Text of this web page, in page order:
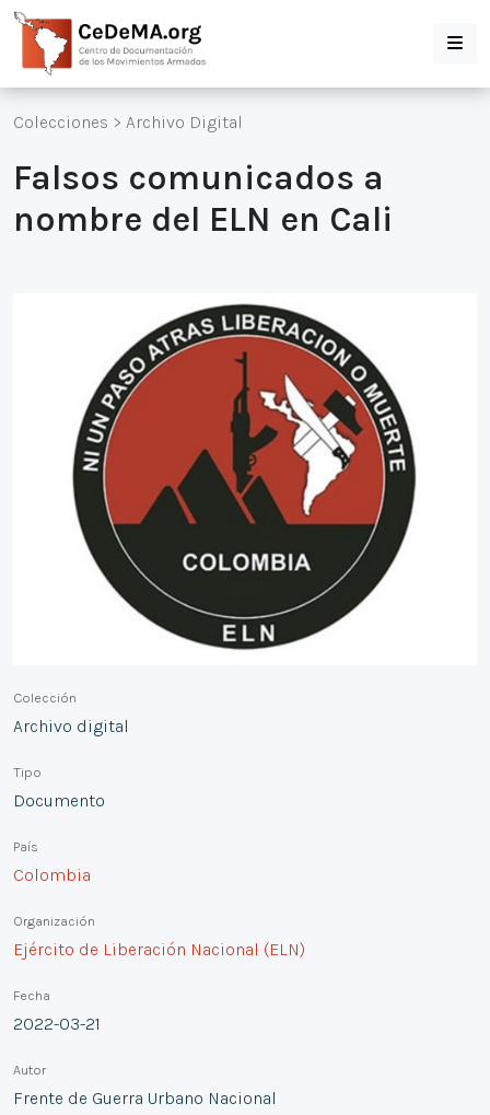
Colecciones > Archivo Digital
Falsos comunicados a
nombre del ELN en Cali
Colección
Archivo digital
Tipo
Documento
País
Colombia
Organización
Ejército de Liberación Nacional (ELN)
Fecha
2022-03-21
Autor
Frente de Guerra Urbano Nacional